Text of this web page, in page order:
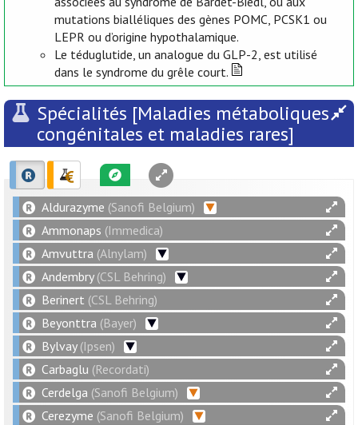
mutations bialléliques des gènes POMC, PCSK1 ou
LEPR ou d’origine hypothalamique.
Le téduglutide, un analogue du GLP-2, est utilisé
dans le syndrome du grêle court.
Spécialités [Maladies métaboliques
congénitales et maladies rares]
Aldurazyme (Sanofi Belgium)
Ammonaps (Immedica)
Amvuttra (Alnylam)
Andembry(CSL Behring)
Berinert (CSL Behring)
Beyonttra (Bayer)
Bylvay(Ipsen)
Carbaglu (Recordati)
Cerdelga (Sanofi Belgium)
Cerezyme (Sanofi Belgium)